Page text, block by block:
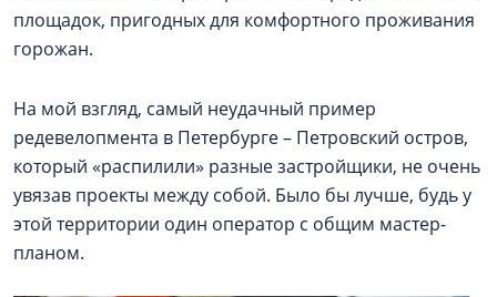
площадок, пригодных для комфортного проживания
горожан.
На мой взгляд, самый неудачный пример
редевелопмента в Петербурге – Петровский остров,
который «распилили» разные застройщики, не очень
увязав проекты между собой. Было бы лучше, будь у
этой территории один оператор с общим мастер-
планом.